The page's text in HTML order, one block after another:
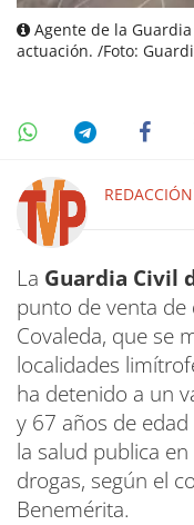
Agente de la
actuación. /Foto:
REDACCIÓN
La Guardia Civil
punto de venta de
Covaleda, que se
localidades
ha detenido a un
y 67 años de
la salud publica
drogas, según el
Benemérita.